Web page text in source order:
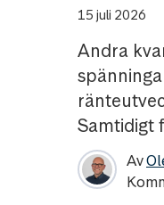
15 juli 2026
Andra
Samtidigt
Av